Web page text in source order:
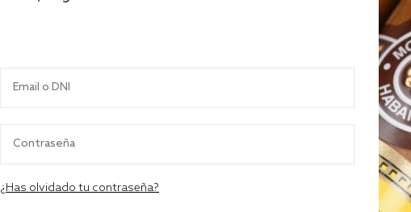
¿Has olvidado tu contraseña?